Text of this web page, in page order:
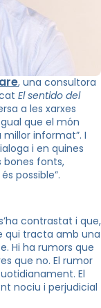
, una consultora
El sentido del
a les xarxes
que el món
informat”. I
i en quines
bones fonts,
possible”.
contrastat i que,
qui tracta amb una
Hi ha rumors que
que no. El rumor
El
nociu i perjudicial